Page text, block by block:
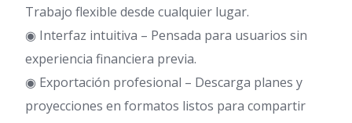
Trabajo flexible desde cualquier lugar.
◉ Interfaz intuitiva – Pensada para usuarios sin
experiencia financiera previa.
◉ Exportación profesional – Descarga planes y
proyecciones en formatos listos para compartir